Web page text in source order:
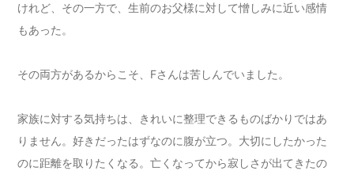
けれど、その一方で、生前のお父様に対して憎しみに近い感情
もあった。
その両方があるからこそ、Fさんは苦しんでいました。
家族に対する気持ちは、きれいに整理できるものばかりではあ
りません。好きだったはずなのに腹が立つ。大切にしたかった
のに距離を取りたくなる。亡くなってから寂しさが出てきたの